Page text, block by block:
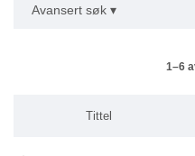
Avansert søk ▾
1–6
Tittel